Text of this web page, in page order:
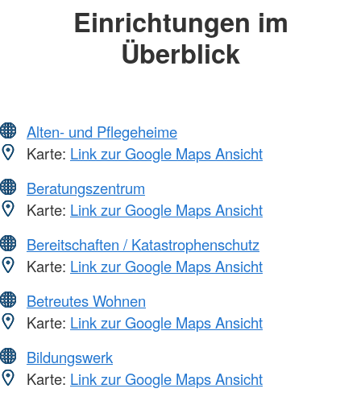
Einrichtungen im
Überblick
Alten- und Pflegeheime
Karte: Link zur Google Maps Ansicht
Beratungszentrum
Karte: Link zur Google Maps Ansicht
Bereitschaften / Katastrophenschutz
Karte: Link zur Google Maps Ansicht
Betreutes Wohnen
Karte: Link zur Google Maps Ansicht
Bildungswerk
Karte: Link zur Google Maps Ansicht